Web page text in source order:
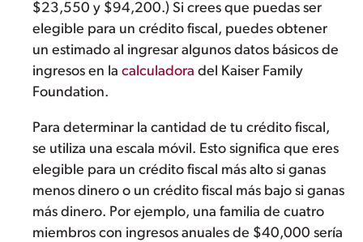
$23,550 y $94,200.) Si crees que puedas ser
elegible para un crédito fiscal, puedes obtener
un estimado al ingresar algunos datos básicos de
ingresos en lacalculadora del Kaiser Family
Foundation.
Para determinar la cantidad de tu crédito fiscal,
se utiliza una escala móvil. Esto significa que eres
elegible para un crédito fiscal más alto si ganas
menos dinero o un crédito fiscal más bajo si ganas
más dinero. Por ejemplo, una familia de cuatro
miembros con ingresos anuales de $40,000 sería